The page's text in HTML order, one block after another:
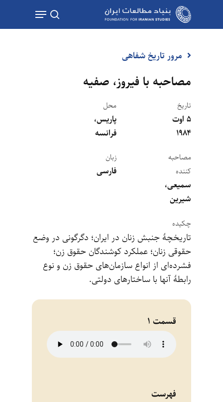
جستجو
Menu
مرور تاریخ شفاهی
مصاحبه با فیروز، صفیه
تاریخ
۵ اوت
۱۹۸۴
محل
پاریس،
فرانسه
مصاحبه
کننده
سمیعی،
شیرین
زبان
فارسی
چکیده
تاریخچۀ جنبش زنان در ایران؛ دگرگونی در وضع
حقوقی زنان؛ عملکرد کوشندگان حقوق زن؛
فشرده‌ای از انواع سازمان‌های حقوق زن و نوع
رابطۀ آنها با ساختارهای دولتی.
قسمت 1
فهرست